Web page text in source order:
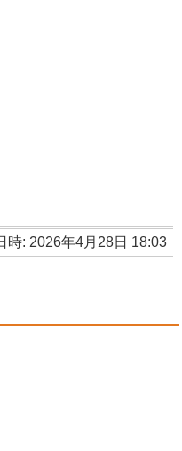
時: 2026年4月28日 18:03